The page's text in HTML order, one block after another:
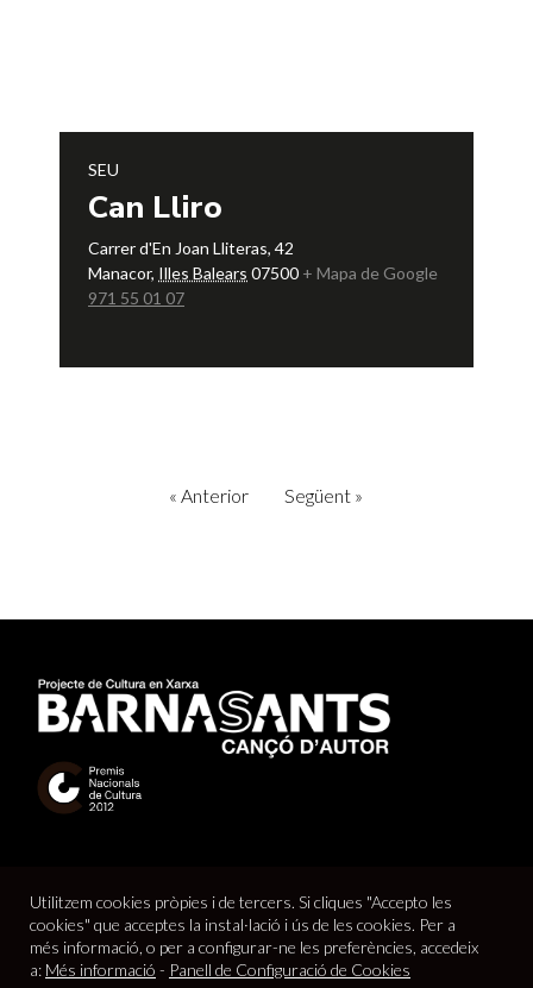
SEU
Can Lliro
Carrer d'En Joan Lliteras, 42
Manacor, Illes Balears 07500 + Mapa de Google
971 55 01 07
« Anterior Següent »
Utilitzem cookies pròpies i de tercers. Si cliques "Accepto les
cookies" que acceptes la instal·lació i ús de les cookies. Per a
més informació, o per a configurar-ne les preferències, accedeix
a: Més informació - Panell de Configuració de Cookies